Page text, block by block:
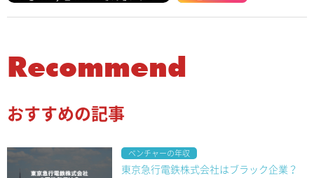
Recommend
おすすめの記事
ベンチャーの年収
東京急行電鉄株式会社はブラック企業？